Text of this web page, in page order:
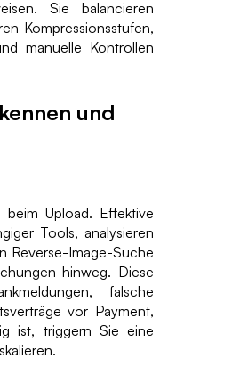
Sie balancieren
Kompressionsstufen,
manuelle Kontrollen
und
Upload. Effektive
Tools, analysieren
Reverse-Image-Suche
hinweg. Diese
falsche
vor Payment,
ist, triggern Sie eine